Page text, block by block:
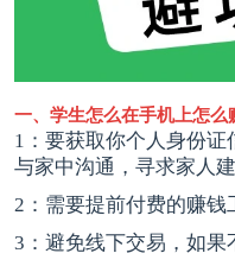
一、学生怎么在手机上怎么
1：要获取你个人身份
与家中沟通，寻求家人建
2：需要提前付费的赚钱
3：避免线下交易，如果